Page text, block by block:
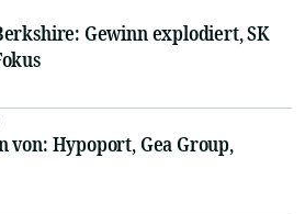
Gewinn explodiert, SK
von: Hypoport, Gea Group,